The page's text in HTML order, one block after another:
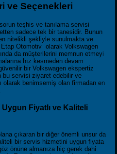
ve Seçenekleri
teşhis ve tanılama servisi
sadece tek bir tanesidir. Bunun
nitelikli şekliyle sunulmakta ve
Etap Otomotiv olarak Volkswagen
da müşterilerini memnun etmeyi
hız kesmeden devam
bir Volkswagen ekspertiz
bu servisi ziyaret edebilir ve
olarak benimsemiş olan firmadan en
Fiyatlı ve Kaliteli
çıkaran bir diğer önemli unsur da
bir servis hizmetini uygun fiyata
önüne almanıza hiç gerek dahi